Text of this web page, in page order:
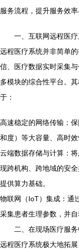
服务流程，提升服务效
一、互联网远程医
远程医疗系统并非简单
信、医疗数据实时采集
多模块的综合性平台。
于：
高速稳定的网络传输：
和度）等大容量、高时
云端数据存储与计算：
现跨机构、跨地域的安
提供算力基础。
物联网（IoT）集成：通
采集患者生理参数，并
二、在现场医疗服
远程医疗系统极大地拓